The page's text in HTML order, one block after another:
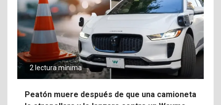
2 lectura mínima
Peatón muere después de que una camioneta